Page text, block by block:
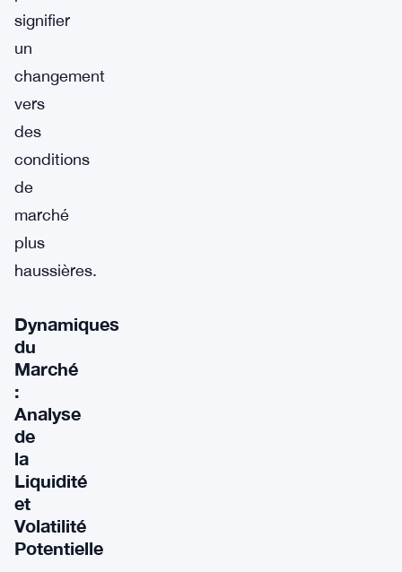
signifier
un
changement
vers
des
conditions
de
marché
plus
haussières.
Dynamiques
du
Marché
:
Analyse
de
la
Liquidité
et
Volatilité
Potentielle